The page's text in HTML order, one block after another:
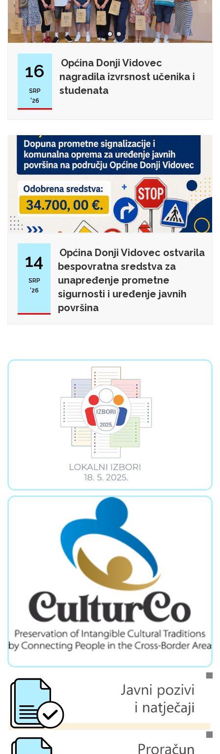
16
SRP
'26
Općina Donji Vidovec
nagradila izvrsnost učenika i
studenata
14
SRP
'26
Općina Donji Vidovec ostvarila
bespovratna sredstva za
unapređenje prometne
sigurnosti i uređenje javnih
površina